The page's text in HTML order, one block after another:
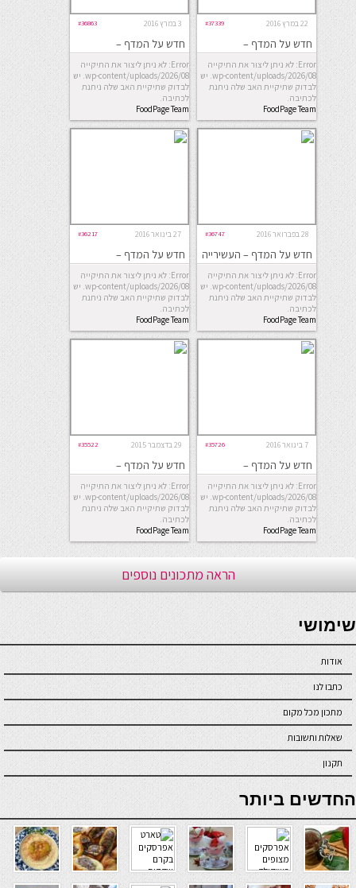
22 במרץ 2016 #37339
חדש על המדף –
החמישייה השבועית
Error: לא ניתן ליצור את התיקייה
wp-content/uploads/2026/08. יש
לבדוק שתיקיית האב שלה ניתנת
לכתיבה.
FoodPage Team
3 במרץ 2016 #36863
חדש על המדף –
החמישייה השבועית
Error: לא ניתן ליצור את התיקייה
wp-content/uploads/2026/08. יש
לבדוק שתיקיית האב שלה ניתנת
לכתיבה.
FoodPage Team
28 בפברואר 2016 #36747
חדש על המדף – העשירייה
השבועית
Error: לא ניתן ליצור את התיקייה
wp-content/uploads/2026/08. יש
לבדוק שתיקיית האב שלה ניתנת
לכתיבה.
FoodPage Team
27 בינואר 2016 #36217
חדש על המדף –
החמישייה השבועית
Error: לא ניתן ליצור את התיקייה
wp-content/uploads/2026/08. יש
לבדוק שתיקיית האב שלה ניתנת
לכתיבה.
FoodPage Team
7 בינואר 2016 #35726
חדש על המדף –
החמישייה השבועית
Error: לא ניתן ליצור את התיקייה
wp-content/uploads/2026/08. יש
לבדוק שתיקיית האב שלה ניתנת
לכתיבה.
FoodPage Team
29 בדצמבר 2015 #35522
חדש על המדף –
החמישייה השבועית
Error: לא ניתן ליצור את התיקייה
wp-content/uploads/2026/08. יש
לבדוק שתיקיית האב שלה ניתנת
לכתיבה.
FoodPage Team
הראה מתכונים נוספים
seriöse online casinos österreich
שימושי
אודות
כתבו לנו
מתכון מכל מקום
שאלות ותשובות
תקנון
online casino
החדשים ביותר